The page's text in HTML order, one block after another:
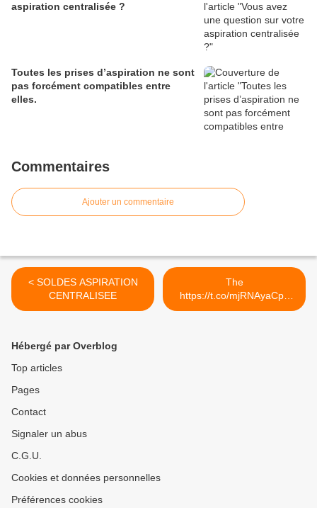
aspiration centralisée ?
Toutes les prises d’aspiration ne sont
pas forcément compatibles entre
elles.
Commentaires
Ajouter un commentaire
< SOLDES ASPIRATION
CENTRALISEE
The
https://t.co/mjRNAyaCph
Daily est en ligne!... >
Hébergé par Overblog
Top articles
Pages
Contact
Signaler un abus
C.G.U.
Cookies et données personnelles
Préférences cookies